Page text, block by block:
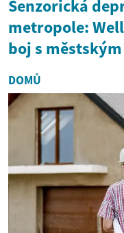
Senzorická
metropole:
boj s
DOMŮ